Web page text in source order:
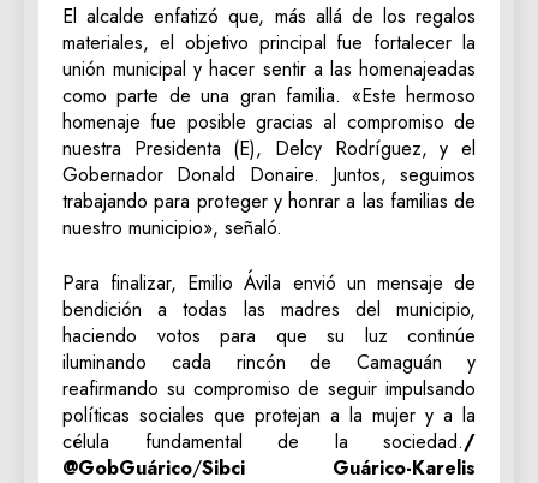
El alcalde enfatizó que, más allá de los regalos
materiales, el objetivo principal fue fortalecer la
unión municipal y hacer sentir a las homenajeadas
como parte de una gran familia. «Este hermoso
homenaje fue posible gracias al compromiso de
nuestra Presidenta (E), Delcy Rodríguez, y el
Gobernador Donald Donaire. Juntos, seguimos
trabajando para proteger y honrar a las familias de
nuestro municipio», señaló.
Para finalizar, Emilio Ávila envió un mensaje de
bendición a todas las madres del municipio,
haciendo votos para que su luz continúe
iluminando cada rincón de Camaguán y
reafirmando su compromiso de seguir impulsando
políticas sociales que protejan a la mujer y a la
célula fundamental de la sociedad./
@GobGuárico/Sibci Guárico-Karelis